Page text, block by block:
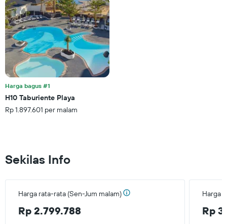
Harga bagus #1
H10 Taburiente Playa
Rp 1.897.601 per malam
Sekilas Info
Harga rata-rata (Sen-Jum malam)
Rp 2.799.788
Harga
Rp